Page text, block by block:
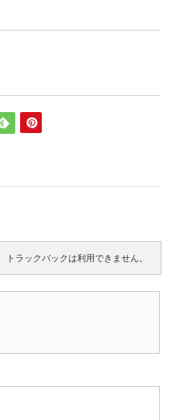
トラックバックは利用できません。